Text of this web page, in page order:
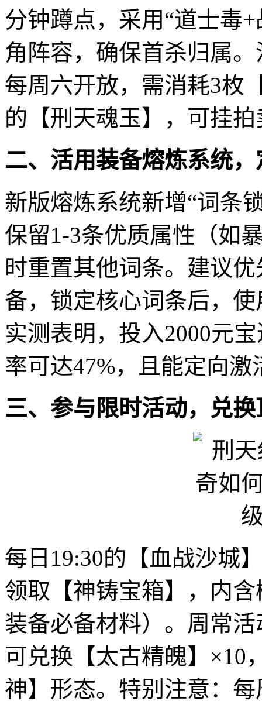
分钟蹲点，采用“道士毒
角阵容，确保首杀归属
每周六开放，需消耗3枚
的【刑天魂玉】，可挂
二、活用装备熔炼系统
新版熔炼系统新增“词条
保留1-3条优质属性（如
时重置其他词条。建议
备，锁定核心词条后，
实测表明，投入2000元
率可达47%，且能定向
三、参与限时活动，兑
每日19:30的【血战沙城
领取【神铸宝箱】，内
装备必备材料）。周常
可兑换【太古精魄】×10
神】形态。特别注意：